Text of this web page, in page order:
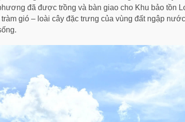
đã được trồng và bàn giao cho Khu bảo tồn
gió – loài cây đặc trưng của vùng đất ngập